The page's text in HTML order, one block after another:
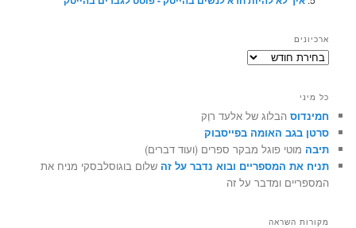
ארכיונים
ארכיונים
כל מיני
חמינדוס הבלוג של אלעד רוֶק
סרטן בגב האומה בפייסבוק
תיבה מוטי פוגל מבקר ספרים (ועוד דברים)
תניח את המספריים ובוא נדבר על זה שלום בוגוסלבסקי מניח את
המספריים ומדבר על זה
מקורות השראה